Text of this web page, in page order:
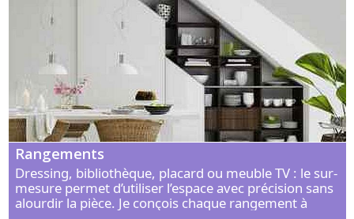
Rangements
Dressing, bibliothèque, placard ou meuble TV : le sur-
mesure permet d’utiliser l’espace avec précision sans
alourdir la pièce. Je conçois chaque rangement à